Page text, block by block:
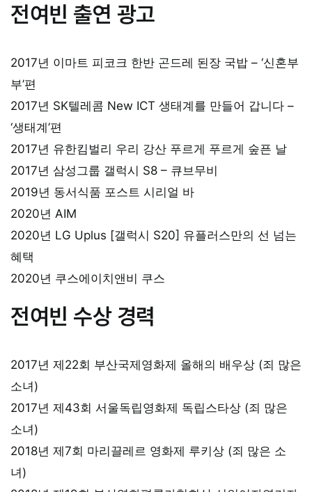
전여빈 출연 광고
2017년 이마트 피코크 한반 곤드레 된장 국밥 – ‘신혼부
부’편
2017년 SK텔레콤 New ICT 생태계를 만들어 갑니다 –
‘생태계’편
2017년 유한킴벌리 우리 강산 푸르게 푸르게 숲픈 날
2017년 삼성그룹 갤럭시 S8 – 큐브무비
2019년 동서식품 포스트 시리얼 바
2020년 AIM
2020년 LG Uplus [갤럭시 S20] 유플러스만의 선 넘는
혜택
2020년 쿠스에이치앤비 쿠스
전여빈 수상 경력
2017년 제22회 부산국제영화제 올해의 배우상 (죄 많은
소녀)
2017년 제43회 서울독립영화제 독립스타상 (죄 많은
소녀)
2018년 제7회 마리끌레르 영화제 루키상 (죄 많은 소
녀)